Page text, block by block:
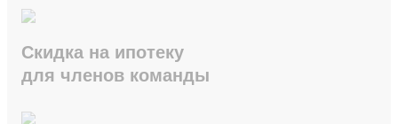
Скидка на ипотеку
для членов команды